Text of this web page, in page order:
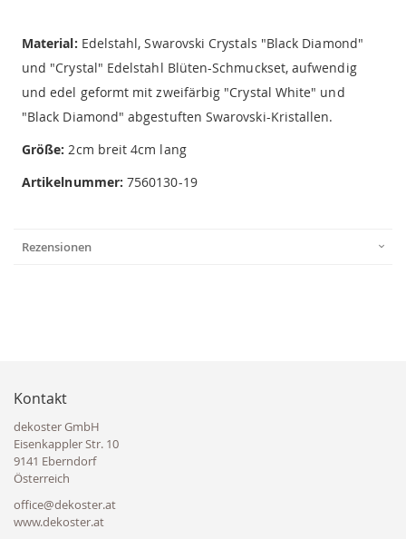
Material: Edelstahl, Swarovski Crystals "Black Diamond"
und "Crystal" Edelstahl Blüten-Schmuckset, aufwendig
und edel geformt mit zweifärbig "Crystal White" und
"Black Diamond" abgestuften Swarovski-Kristallen.
Größe: 2cm breit 4cm lang
Artikelnummer: 7560130-19
Rezensionen
Kontakt
dekoster GmbH
Eisenkappler Str. 10
9141 Eberndorf
Österreich
office@dekoster.at
www.dekoster.at